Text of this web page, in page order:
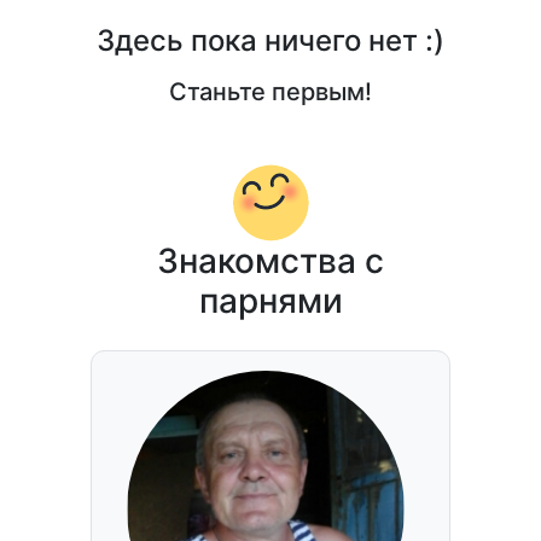
Здесь пока ничего нет :)
Станьте первым!
Знакомства с
парнями